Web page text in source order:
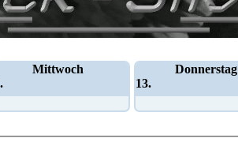
Mittwoch
Donnerstag
13.